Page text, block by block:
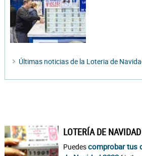
Últimas noticias de la Loteria de
LOTERÍA DE
Puedescomprobar tus